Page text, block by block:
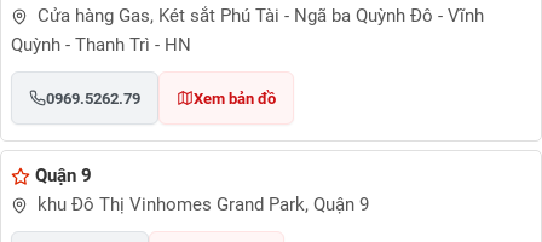
Cửa hàng Gas, Két sắt Phú Tài - Ngã ba Quỳnh Đô - Vĩnh
Quỳnh - Thanh Trì - HN
0969.5262.79 Xem bản đồ
Quận 9
khu Đô Thị Vinhomes Grand Park, Quận 9